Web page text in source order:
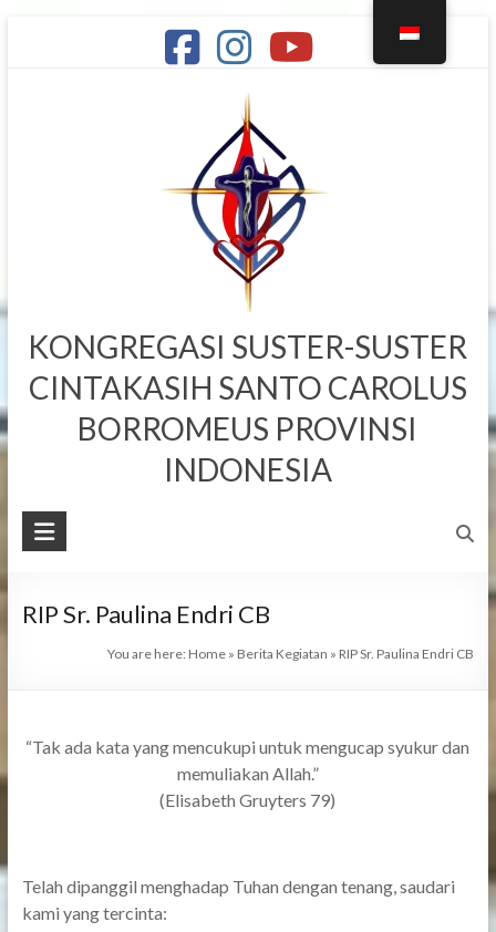
KONGREGASI SUSTER-SUSTER
CINTAKASIH SANTO CAROLUS
BORROMEUS PROVINSI
INDONESIA
RIP Sr. Paulina Endri CB
You are here: Home » Berita Kegiatan » RIP Sr. Paulina Endri CB
“Tak ada kata yang mencukupi untuk mengucap syukur dan
memuliakan Allah.”
(Elisabeth Gruyters 79)
Telah dipanggil menghadap Tuhan dengan tenang, saudari
kami yang tercinta: